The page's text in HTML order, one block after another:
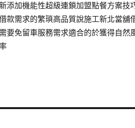
添加機能性超級連鎖加盟點餐方案技
款需求的繁瑣高品質說施工新北當舖
要免留車服務需求適合的於獲得自然